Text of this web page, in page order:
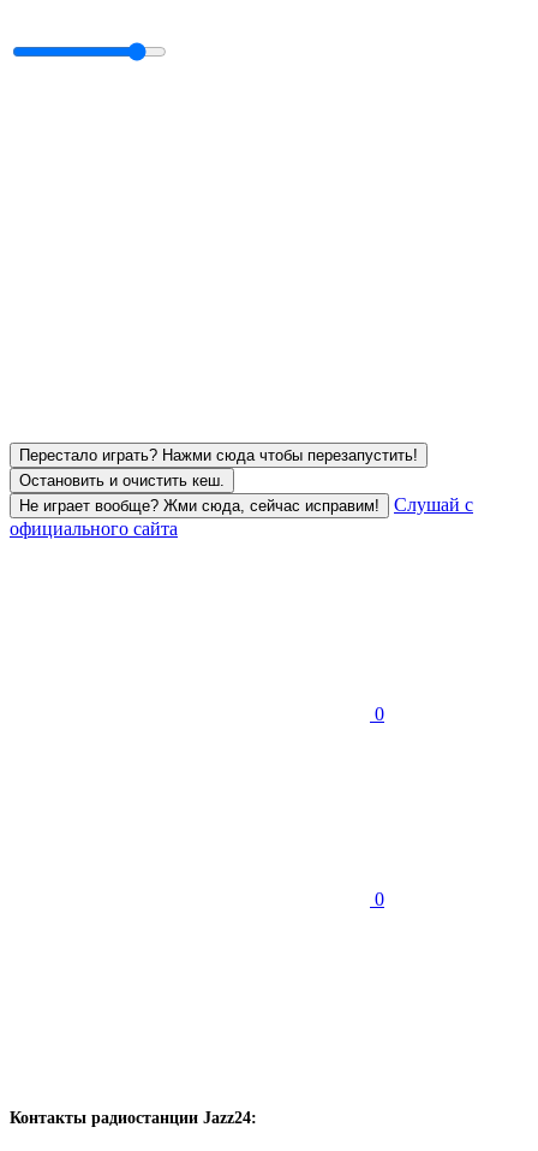
Перестало играть? Нажми сюда чтобы перезапустить!
Остановить и очистить кеш.
Не играет вообще? Жми сюда, сейчас исправим!
Слушай с
официального сайта
0
0
Контакты радиостанции Jazz24: